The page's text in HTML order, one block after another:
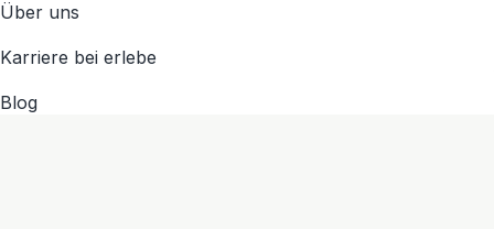
Über uns
Karriere bei erlebe
Blog